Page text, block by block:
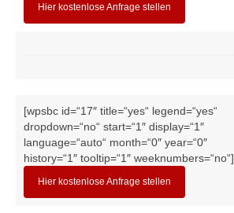
Hier kostenlose Anfrage stellen
[wpsbc id=“17″ title=“yes“ legend=“yes“
dropdown=“no“ start=“1″ display=“1″
language=“auto“ month=“0″ year=“0″
history=“1″ tooltip=“1″ weeknumbers=“no“]
Hier kostenlose Anfrage stellen